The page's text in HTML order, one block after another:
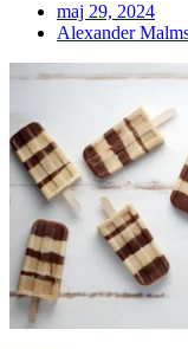
maj 29, 2024
Alexander